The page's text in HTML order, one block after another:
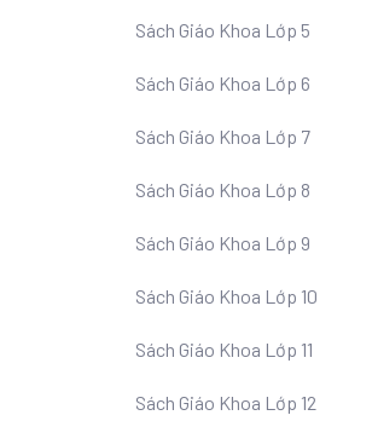
Sách Giáo Khoa Lớp 5
Sách Giáo Khoa Lớp 6
Sách Giáo Khoa Lớp 7
Sách Giáo Khoa Lớp 8
Sách Giáo Khoa Lớp 9
Sách Giáo Khoa Lớp 10
Sách Giáo Khoa Lớp 11
Sách Giáo Khoa Lớp 12